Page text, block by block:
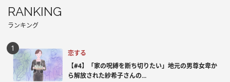
RANKING
ランキング
恋する
【#4】「家の呪縛を断ち切りたい」地元の男尊女卑か
ら解放された紗希子さんの...